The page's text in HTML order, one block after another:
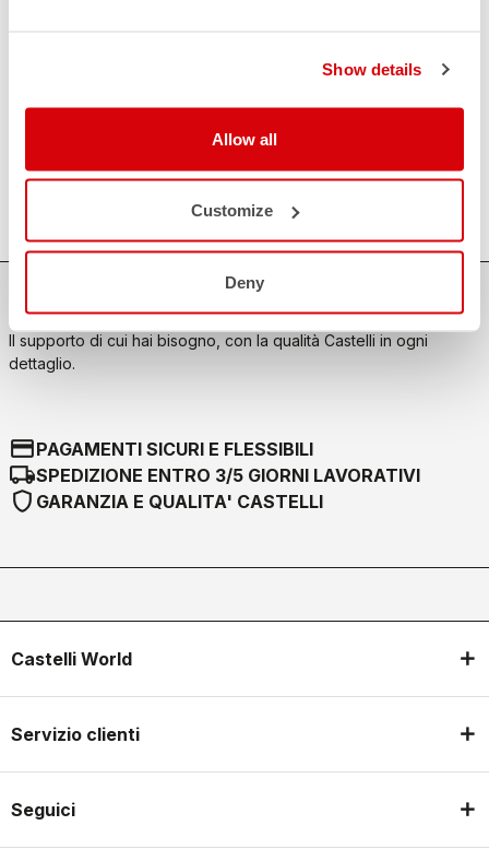
Show details
Allow all
Customize
Deny
Scopri le modalità di reso
Nessun problema, abbiamo tutte le risposte!
ACQUISTA IN SICUREZZA
Il supporto di cui hai bisogno, con la qualità Castelli in ogni
dettaglio.
credit_cardPAGAMENTI SICURI E FLESSIBILI
local_shippingSPEDIZIONE ENTRO 3/5 GIORNI LAVORATIVI
shield GARANZIA E QUALITA' CASTELLI
Castelli World
Servizio clienti
Seguici